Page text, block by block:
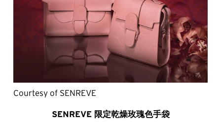
Courtesy of SENREVE
SENREVE 限定乾燥玫瑰色手袋